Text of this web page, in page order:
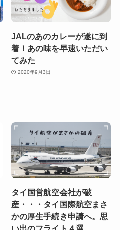
JALのあのカレーが遂に到
着！あの味を早速いただい
てみた
2020年9月3日
タイ国営航空会社が破
産・・・タイ国際航空まさ
かの厚生手続き申請へ。思